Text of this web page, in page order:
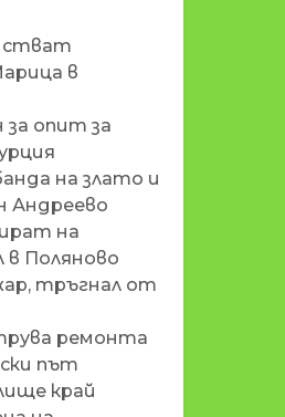
в
за опит за
на злато и
Андреево
на
в Поляново
тръгнал от
ремонта
път
край